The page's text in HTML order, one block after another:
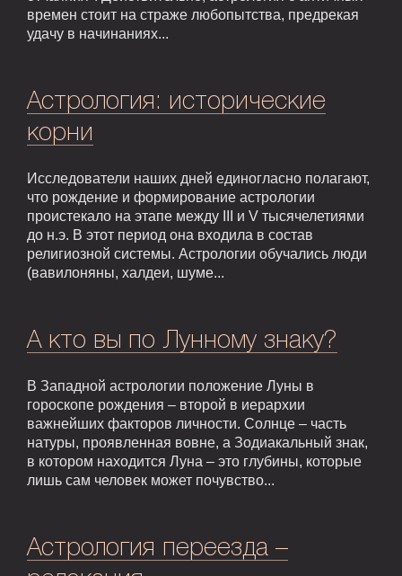
времен стоит на страже любопытства, предрекая
удачу в начинаниях...
Астрология: исторические
корни
Исследователи наших дней единогласно полагают,
что рождение и формирование астрологии
проистекало на этапе между III и V тысячелетиями
до н.э. В этот период она входила в состав
религиозной системы. Астрологии обучались люди
(вавилоняны, халдеи, шуме...
А кто вы по Лунному знаку?
В Западной астрологии положение Луны в
гороскопе рождения – второй в иерархии
важнейших факторов личности. Солнце – часть
натуры, проявленная вовне, а Зодиакальный знак,
в котором находится Луна – это глубины, которые
лишь сам человек может почувство...
Астрология переезда –